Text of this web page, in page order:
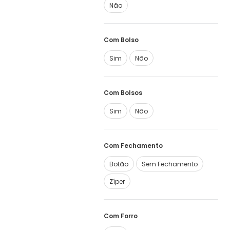
Não
Com Bolso
Sim Não
Com Bolsos
Sim Não
Com Fechamento
Botão
Sem Fechamento
Zíper
Com Forro